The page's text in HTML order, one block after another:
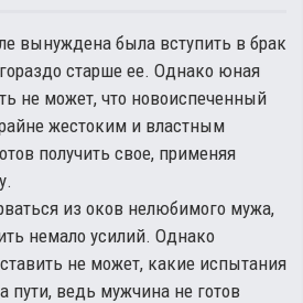
вынуждена была вступить в брак
старше ее. Однако юная
не может, что новоиспеченный
жестоким и властным
получить свое, применяя
из оков нелюбимого мужа,
немало усилий. Однако
не может, какие испытания
пути, ведь мужчина не готов